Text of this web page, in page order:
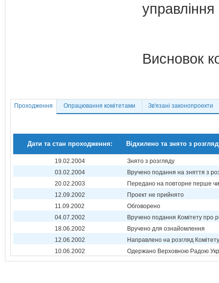
Висновок
Проходження Опрацювання комітетами Зв'язані законопроекти
Дати та стан проходження: Відхилено та знято з
19.02.2004
Знято з розгляду
03.02.2004
Вручено подання на зняття з
20.02.2003
Передано на повторне перше
12.09.2002
Проект не прийнято
11.09.2002
Обговорено
04.07.2002
Вручено подання Комітету про
18.06.2002
Вручено для ознайомлення
12.06.2002
Направлено на розгляд Комітету
10.06.2002
Одержано Верховною Радою